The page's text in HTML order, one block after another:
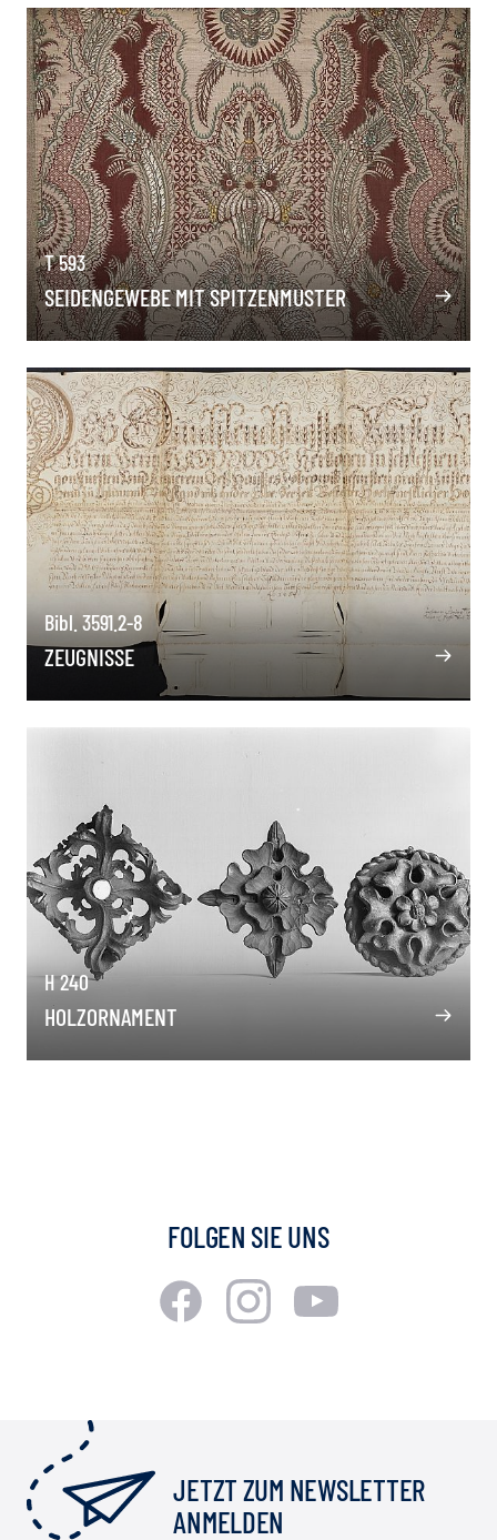
T 593
SEIDENGEWEBE MIT SPITZENMUSTER
Bibl. 3591.2-8
ZEUGNISSE
H 240
HOLZORNAMENT
FOLGEN SIE UNS
JETZT ZUM NEWSLETTER
ANMELDEN